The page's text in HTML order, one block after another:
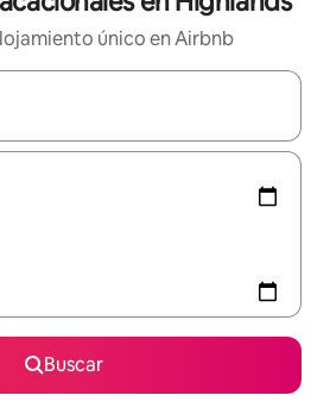
único en Airbnb
estén disponibles, podrás navegar
Buscar